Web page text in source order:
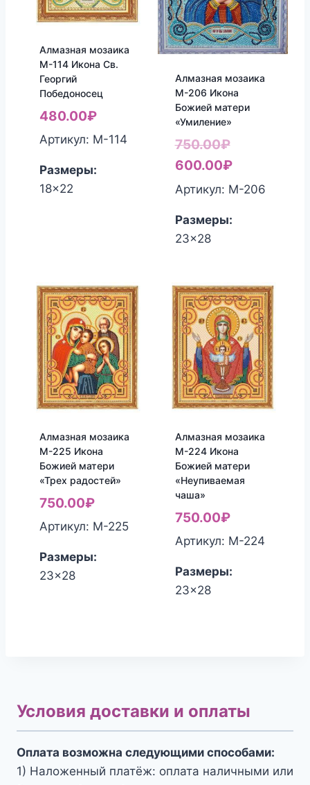
Алмазная мозаика
М-114 Икона Св.
Георгий
Победоносец
480.00₽
Артикул: М-114
Размеры:
18x22
Алмазная мозаика
М-206 Икона
Божией матери
«Умиление»
750.00₽
цена
составляла
600.00₽Текущая
цена:
Артикул: М-206
Размеры:
23x28
Алмазная мозаика
М-225 Икона
Божией матери
«Трех радостей»
750.00₽
Артикул: М-225
Размеры:
23x28
Алмазная мозаика
М-224 Икона
Божией матери
«Неупиваемая
чаша»
750.00₽
Артикул: М-224
Размеры:
23x28
Условия доставки и оплаты
Оплата возможна следующими способами:
1) Наложенный платёж: оплата наличными или